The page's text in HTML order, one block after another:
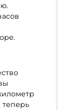
теперь